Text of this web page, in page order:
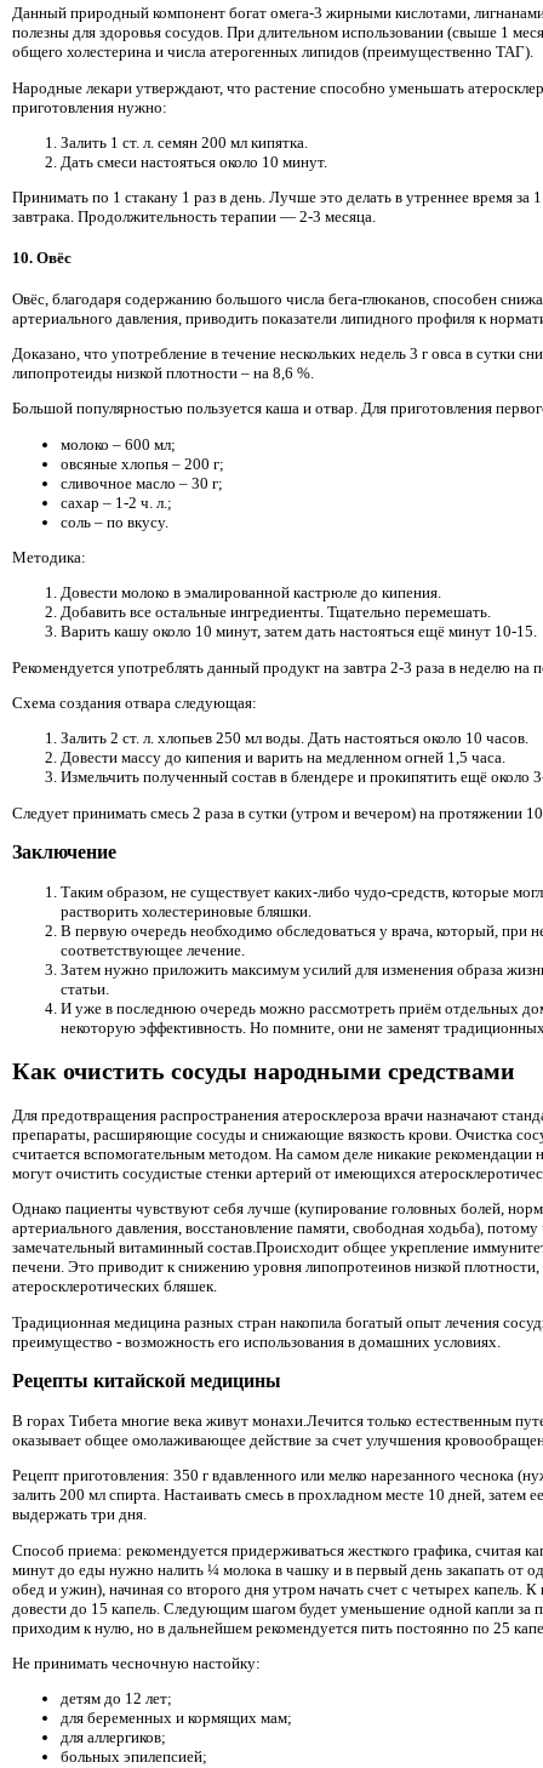
Данный природный компонент богат омега-3 жирными кислотами,
полезны для здоровья сосудов. При длительном использовании (свыше 1
общего холестерина и числа атерогенных липидов (преимущественно ТАГ).
Народные лекари утверждают, что растение способно уменьшать
приготовления нужно:
Залить 1 ст. л. семян 200 мл кипятка.
Дать смеси настояться около 10 минут.
Принимать по 1 стакану 1 раз в день. Лучше это делать в утреннее время за
завтрака. Продолжительность терапии — 2-3 месяца.
10. Овёс
Овёс, благодаря содержанию большого числа бега-глюканов, способен
артериального давления, приводить показатели липидного профиля к
Доказано, что употребление в течение нескольких недель 3 г овса в сутки
липопротеиды низкой плотности – на 8,6 %.
Большой популярностью пользуется каша и отвар. Для приготовления
молоко – 600 мл;
овсяные хлопья – 200 г;
сливочное масло – 30 г;
сахар – 1-2 ч. л.;
соль – по вкусу.
Методика:
Довести молоко в эмалированной кастрюле до кипения.
Добавить все остальные ингредиенты. Тщательно перемешать.
Варить кашу около 10 минут, затем дать настояться ещё минут 10-15.
Рекомендуется употреблять данный продукт на завтра 2-3 раза в неделю на
Схема создания отвара следующая:
Залить 2 ст. л. хлопьев 250 мл воды. Дать настояться около 10 часов.
Довести массу до кипения и варить на медленном огней 1,5 часа.
Измельчить полученный состав в блендере и прокипятить ещё около
Следует принимать смесь 2 раза в сутки (утром и вечером) на протяжении
Заключение
Таким образом, не существует каких-либо чудо-средств, которые
растворить холестериновые бляшки.
В первую очередь необходимо обследоваться у врача, который, при
соответствующее лечение.
Затем нужно приложить максимум усилий для изменения образа
статьи.
И уже в последнюю очередь можно рассмотреть приём отдельных
некоторую эффективность. Но помните, они не заменят
Как очистить сосуды народными средствами
Для предотвращения распространения атеросклероза врачи назначают
препараты, расширяющие сосуды и снижающие вязкость крови. Очистка
считается вспомогательным методом. На самом деле никакие рекомендации
могут очистить сосудистые стенки артерий от имеющихся
Однако пациенты чувствуют себя лучше (купирование головных болей,
артериального давления, восстановление памяти, свободная ходьба),
замечательный витаминный состав.Происходит общее укрепление
печени. Это приводит к снижению уровня липопротеинов низкой
атеросклеротических бляшек.
Традиционная медицина разных стран накопила богатый опыт лечения
преимущество - возможность его использования в домашних условиях.
Рецепты китайской медицины
В горах Тибета многие века живут монахи.Лечится только естественным
оказывает общее омолаживающее действие за счет улучшения
Рецепт приготовления: 350 г вдавленного или мелко нарезанного чеснока
залить 200 мл спирта. Настаивать смесь в прохладном месте 10 дней, затем
выдержать три дня.
Способ приема: рекомендуется придерживаться жесткого графика, считая
минут до еды нужно налить ¼ молока в чашку и в первый день закапать от
обед и ужин), начиная со второго дня утром начать счет с четырех капель.
довести до 15 капель. Следующим шагом будет уменьшение одной капли
приходим к нулю, но в дальнейшем рекомендуется пить постоянно по 25
Не принимать чесночную настойку:
детям до 12 лет;
для беременных и кормящих мам;
для аллергиков;
больных эпилепсией;